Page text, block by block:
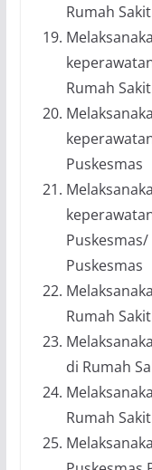
Rumah Sakit
Rumah Sakit
Puskesmas
Puskesmas
Rumah Sakit
di Rumah
Rumah Sakit